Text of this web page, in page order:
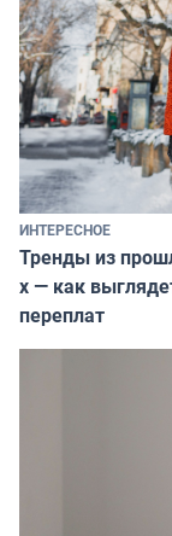
ИНТЕРЕСНОЕ
Тренды из
х — как
переплат